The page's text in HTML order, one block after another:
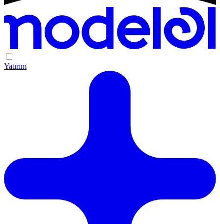
Yatırım